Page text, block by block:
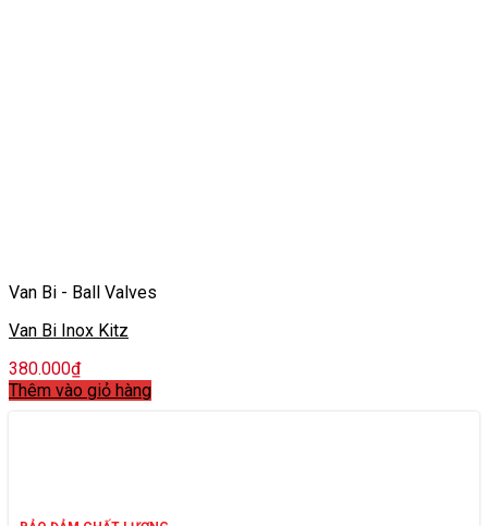
Van Bi - Ball Valves
Van Bi Inox Kitz
380.000₫
Thêm vào giỏ hàng